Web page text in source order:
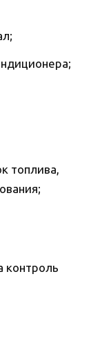
топлива,
контроль